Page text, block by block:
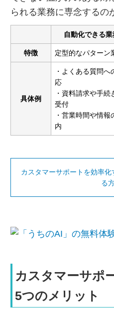
られる業務に専念するの
自動化できる業
特徴 定型的なパターン
具体例
・よくある質問へ
応
・資料請求や手続
受付
・営業時間や情報
内
カスタマーサポートを効率
る
カスタマーサポ
5つのメリット